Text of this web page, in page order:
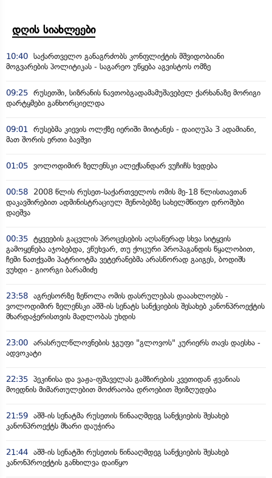
დღის სიახლეები
10:40 საქართველო განაგრძობს კონფლიქტის მშვიდობიანი
მოგვარების პოლიტიკას - საგარეო უწყება აგვისტოს ომზე
09:25 რუსეთში, სიზრანის ნავთობგადამამუშავებელ ქარხანაზე მორიგი
დარტყმები განხორციელდა
09:01
რუსებმა კიევის ოლქზე იერიში მიიტანეს - დაიღუპა 3 ადამიანი,
მათ შორის ერთი ბავშვი
01:05 ვოლოდიმირ ზელენსკი ალექსანდარ ვუჩიჩს ხვდება
00:58
2008 წლის რუსეთ-საქართველოს ომის მე-18 წლისთავთან
დაკავშირებით ადმინისტრაციულ შენობებზე სახელმწიფო დროშები
დაეშვა
00:35 ტყვეების გაცვლის პროცესების აღსაწერად სხვა სიტყვის
გამოყენება აჯობებდა, ვწუხვარ, თუ ქოცური პროპაგანდის წყალობით,
ჩემი ნათქვამი პატრიოტმა ვეტერანებმა არასწორად გაიგეს, ბოდიშს
ვუხდი - გიორგი ბარამიძე
23:58 აგრესორზე ზეწოლა ომის დასრულებას დააახლოებს -
ვოლოდიმირ ზელენსკი აშშ-ის სენატს სანქციების შესახებ კანონპროექტის
მხარდაჭერისთვის მადლობას უხდის
23:00 არასრულწლოვნების ჯგუფი "გლოვოს" კურიერს თავს დაესხა -
ადვოკატი
22:35 პეკინისა და ვაჟა-ფშაველას გამზირების კვეთიდან ჟვანიას
მოედნის მიმართულებით მოძრაობა დროებით შეიზღუდება
21:59 აშშ-ის სენატმა რუსეთის წინააღმდეგ სანქციების შესახებ
კანონპროექტს მხარი დაუჭირა
21:44 აშშ-ის სენატში რუსეთის წინააღმდეგ სანქციების შესახებ
კანონპროექტის განხილვა დაიწყო